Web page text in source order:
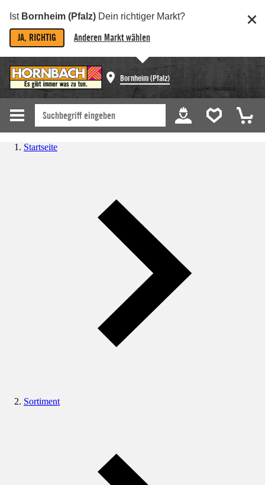
Ist Bornheim (Pfalz) Dein richtiger Markt?
JA, RICHTIG Anderen Markt wählen
Bornheim (Pfalz)
Startseite
Sortiment